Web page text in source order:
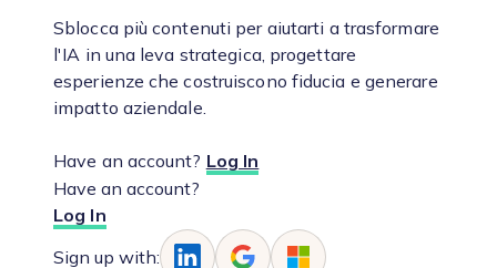
Sblocca più contenuti per aiutarti a trasformare
l'IA in una leva strategica, progettare
esperienze che costruiscono fiducia e generare
impatto aziendale.
Have an account? Log In
Have an account?
Log In
Sign up with: